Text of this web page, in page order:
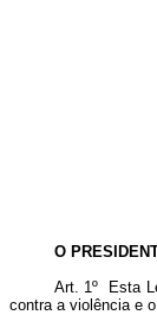
O
Art. 1º
Esta
contra a violência e